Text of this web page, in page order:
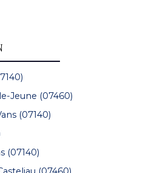
Jeune (07460)
(07140)
(07140)